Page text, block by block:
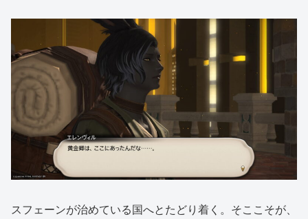
スフェーンが治めている国へとたどり着く。そここそが、